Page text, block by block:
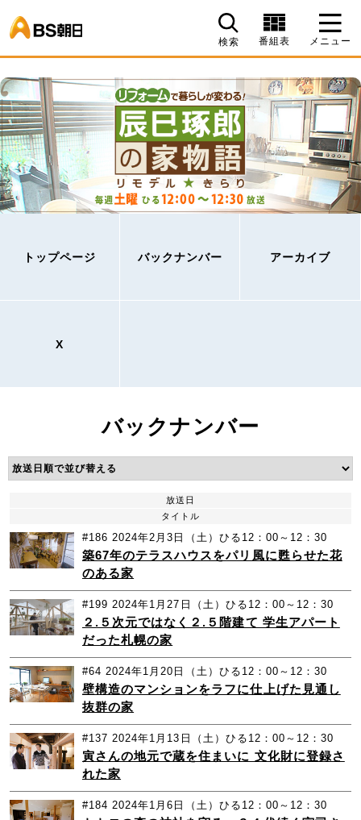
検索 番組表 メニュー
トップページ バックナンバー アーカイブ
X
バックナンバー
放送日
タイトル
#186 2024年2月3日（土）ひる12：00～12：30
築67年のテラスハウスをパリ風に甦らせた花
のある家
#199 2024年1月27日（土）ひる12：00～12：30
２.５次元ではなく２.５階建て 学生アパート
だった札幌の家
#64 2024年1月20日（土）ひる12：00～12：30
壁構造のマンションをラフに仕上げた見通し
抜群の家
#137 2024年1月13日（土）ひる12：00～12：30
寅さんの地元で蔵を住まいに 文化財に登録さ
れた家
#184 2024年1月6日（土）ひる12：00～12：30